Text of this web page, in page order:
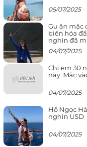
05/07/2025
Gu ăn mặc
biến hóa
nghìn đã
04/07/2025
Chị em 30
này: Mặc
04/07/2025
Hồ Ngọc
nghìn USD
04/07/2025